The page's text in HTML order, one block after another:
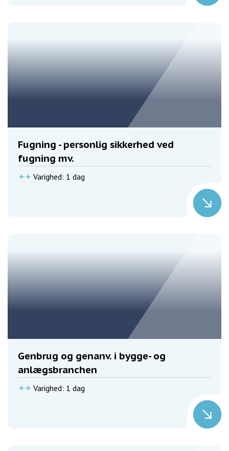
Fugning - personlig sikkerhed ved
fugning mv.
Varighed: 1 dag
Genbrug og genanv. i bygge- og
anlægsbranchen
Varighed: 1 dag